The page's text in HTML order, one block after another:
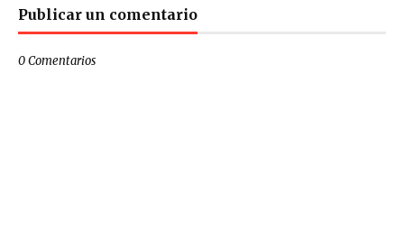
Publicar un comentario
0 Comentarios